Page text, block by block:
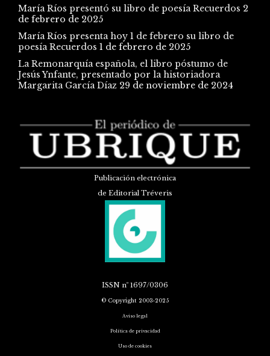
María Ríos presentó su libro de poesía Recuerdos 2
de febrero de 2025
María Ríos presenta hoy 1 de febrero su libro de
poesía Recuerdos 1 de febrero de 2025
La Remonarquía española, el libro póstumo de
Jesús Ynfante, presentado por la historiadora
Margarita García Díaz 29 de noviembre de 2024
Publicación electrónica
de Editorial Tréveris
ISSN nº 1697/0306
© Copyright 2003-2025
Aviso legal
Política de privacidad
Uso de cookies